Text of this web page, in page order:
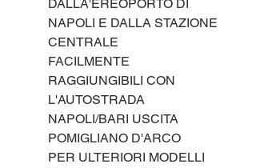
DALLA'EREOPORTO DI
NAPOLI E DALLA STAZIONE
CENTRALE
FACILMENTE
RAGGIUNGIBILI CON
L'AUTOSTRADA
NAPOLI/BARI USCITA
POMIGLIANO D'ARCO
PER ULTERIORI MODELLI